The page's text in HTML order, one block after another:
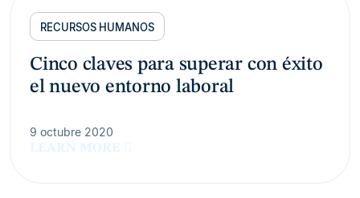
RECURSOS HUMANOS
Cinco claves para superar con éxito
el nuevo entorno laboral
9 octubre 2020
LEARN MORE